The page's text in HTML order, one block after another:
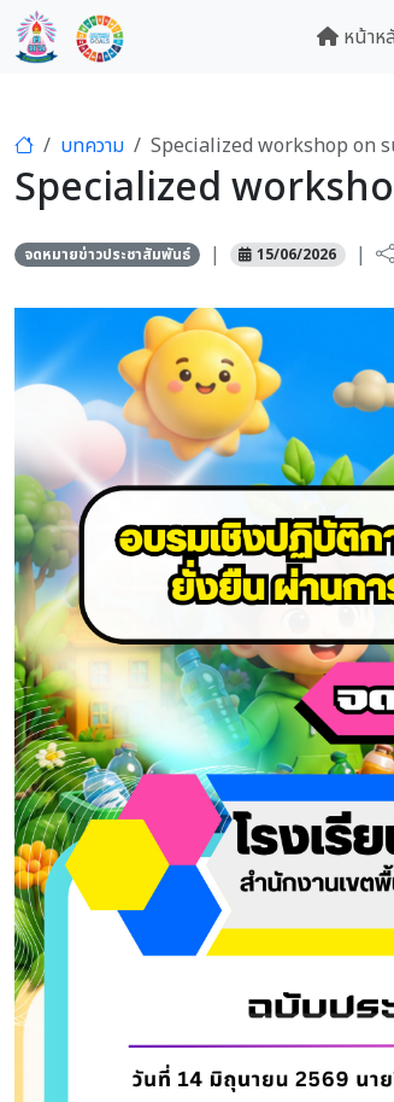
หน้าห
บทความ Specialized workshop on
Specialized
จดหมายข่าวประชาสัมพันธ์ | 15/06/2026 |